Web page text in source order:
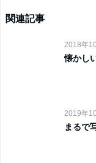
関連記事
2018年
懐かし
2019年
まるで